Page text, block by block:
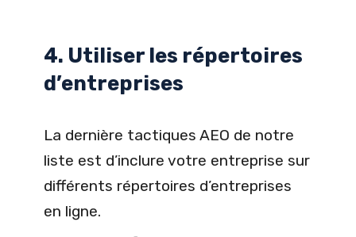
4. Utiliser les répertoires
d’entreprises
La dernière tactiques AEO de notre
liste est d’inclure votre entreprise sur
différents répertoires d’entreprises
en ligne.